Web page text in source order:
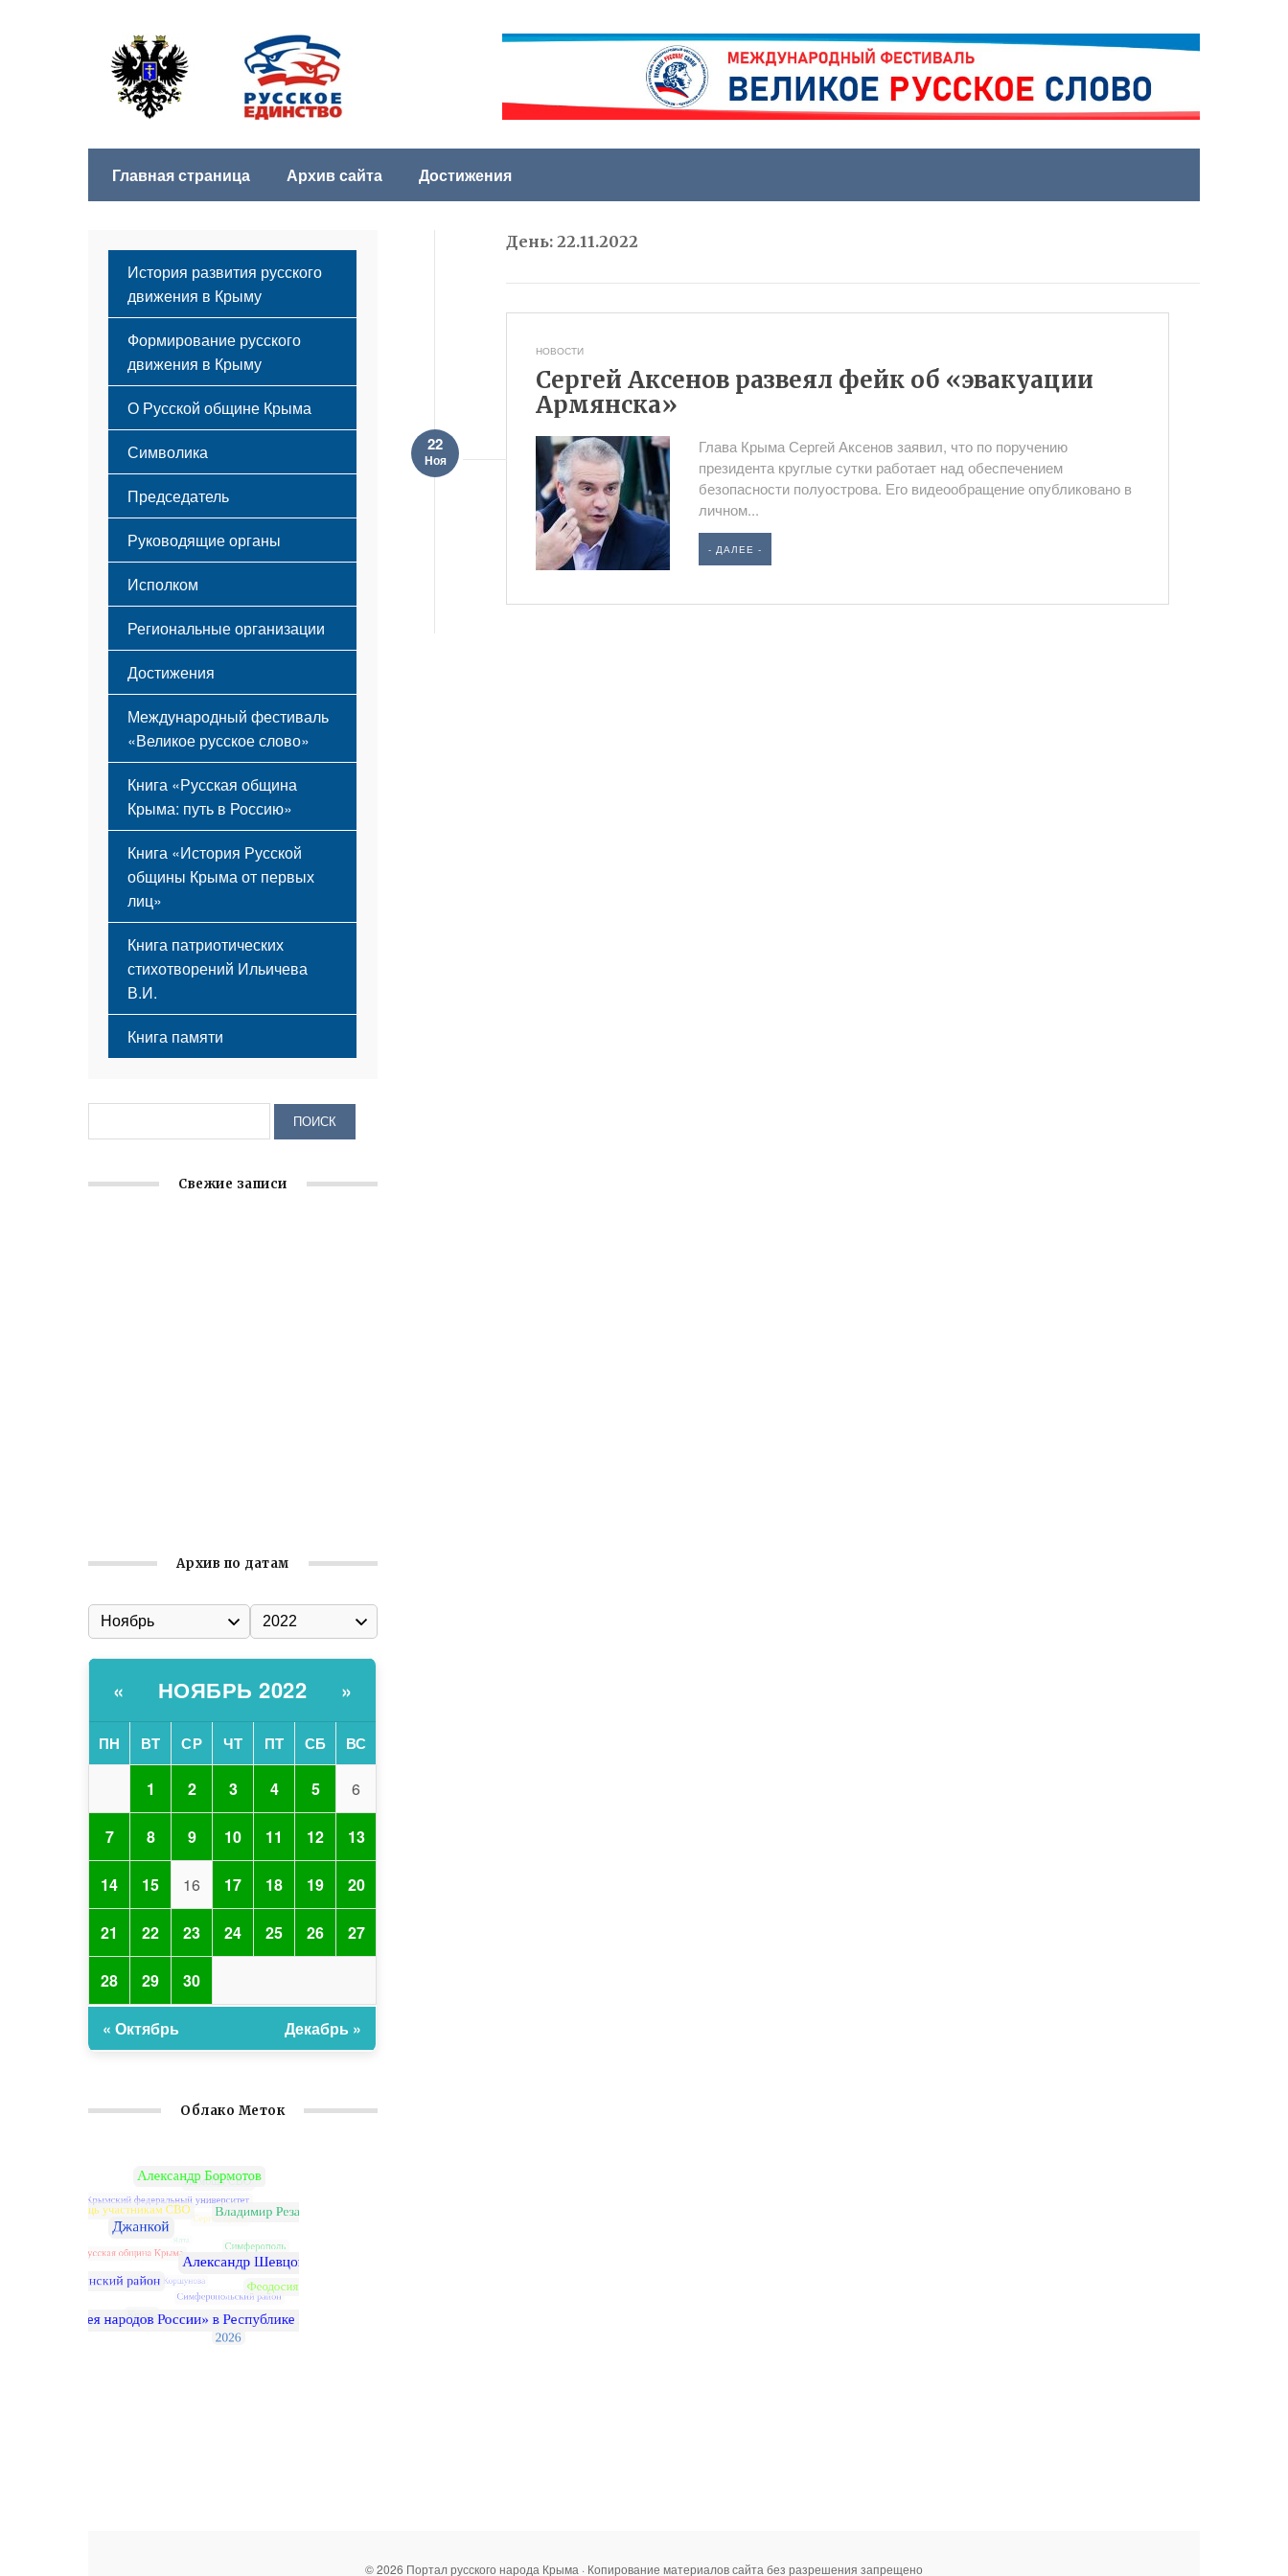
Главная страница Архив сайта Достижения
День:22.11.2022
НОВОСТИ
Cергей Аксенов развеял фейк об «эвакуации
Армянска»
22
Ноя
Глава Крыма Сергей Аксенов заявил, что по поручению
президента круглые сутки работает над обеспечением
безопасности полуострова. Его видеообращение опубликовано в
личном...
- ДАЛЕЕ -
История развития русского
движения в Крыму
Формирование русского
движения в Крыму
Русский Крым
О Русской общине Крыма
Этапы становления
Принципы деятельности
Структура
Мероприятия
Символика
Флаг
Герб
Гимн
Председатель
Руководящие органы
Исполком
Региональные организации
Достижения
Международный фестиваль
«Великое русское слово»
Книга «Русская община
Крыма: путь в Россию»
Книга «История Русской
общины Крыма от первых
лиц»
Книга патриотических
стихотворений Ильичева
В.И.
Книга памяти
Свежие записи
Архив по датам
« НОЯБРЬ 2022 »
ПН ВТ СР ЧТ ПТ СБ ВС
1 2 3 4 5 6
7 8 9 10 11 12 13
14 15 16 17 18 19 20
21 22 23 24 25 26 27
28 29 30
« Октябрь Декабрь »
Облако Меток
© 2026 Портал русского народа Крыма · Копирование материалов сайта без разрешения запрещено